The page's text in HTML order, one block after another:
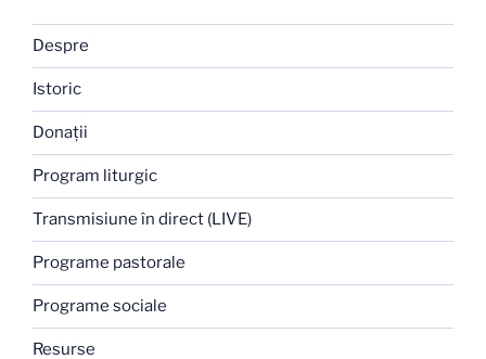
Despre
Istoric
Donaţii
Program liturgic
Transmisiune în direct (LIVE)
Programe pastorale
Programe sociale
Resurse